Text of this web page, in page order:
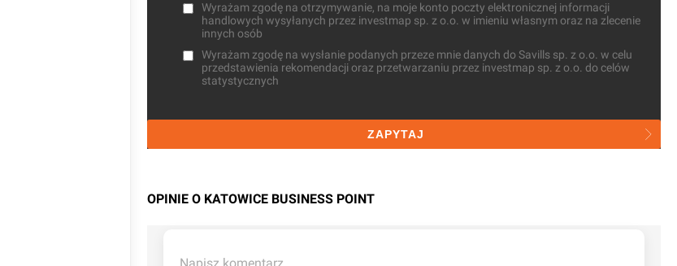
Wyrażam zgodę na otrzymywanie, na moje konto poczty elektronicznej informacji
handlowych wysyłanych przez investmap sp. z o.o. w imieniu własnym oraz na zlecenie
innych osób
Wyrażam zgodę na wysłanie podanych przeze mnie danych do Savills sp. z o.o. w celu
przedstawienia rekomendacji oraz przetwarzaniu przez investmap sp. z o.o. do celów
statystycznych
ZAPYTAJ
OPINIE O KATOWICE BUSINESS POINT